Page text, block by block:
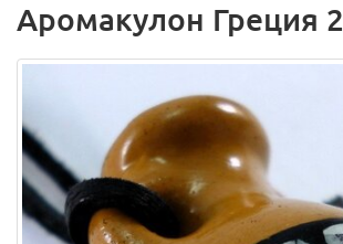
Аромакулон Греция 2